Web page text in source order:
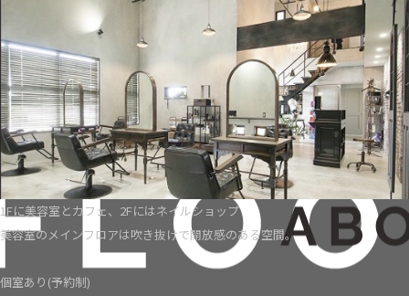
1Fに美容室とカフェ、2Fにはネイルショップ
美容室のメインフロアは吹き抜けで開放感のある空間。
個室あり(予約制)